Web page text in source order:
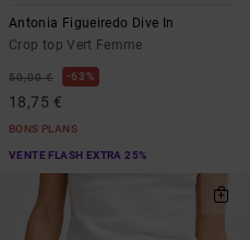
Antonia Figueiredo Dive In
Crop top Vert Femme
50,00 € 63%
18,75 €
BONS PLANS
VENTE FLASH EXTRA 25%